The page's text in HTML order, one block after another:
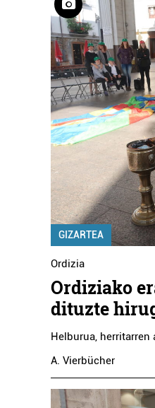
GIZARTEA
Ordizia
Ordiziako
dituzte
Helburua, herritarren
A. Vierbücher